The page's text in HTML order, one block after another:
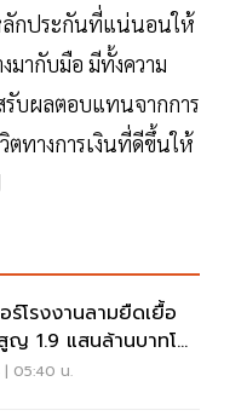
ลักประกันที่แน่นอนให้
มากับมือ มีทั้งความ
รับผลตอบแทนจากการ
ตทางการเงินที่ดีขึ้นให้
ร์โรงงานลามยืดเยื้อ
1.9 แสนล้านบาทโต
05:40 น.